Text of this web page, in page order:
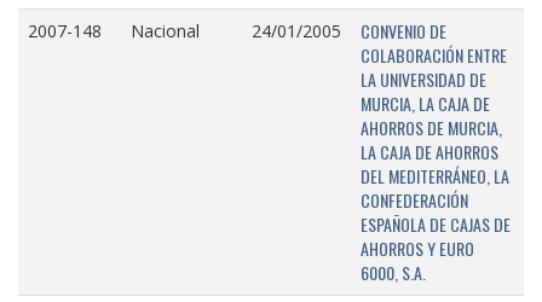
2007-148 Nacional 24/01/2005
CONVENIO DE
COLABORACIÓN ENTRE
LA UNIVERSIDAD DE
MURCIA, LA CAJA DE
AHORROS DE MURCIA,
LA CAJA DE AHORROS
DEL MEDITERRÁNEO, LA
CONFEDERACIÓN
ESPAÑOLA DE CAJAS DE
AHORROS Y EURO
6000, S.A.